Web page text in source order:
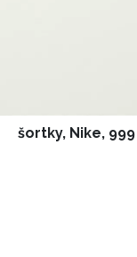
šortky, Nike,